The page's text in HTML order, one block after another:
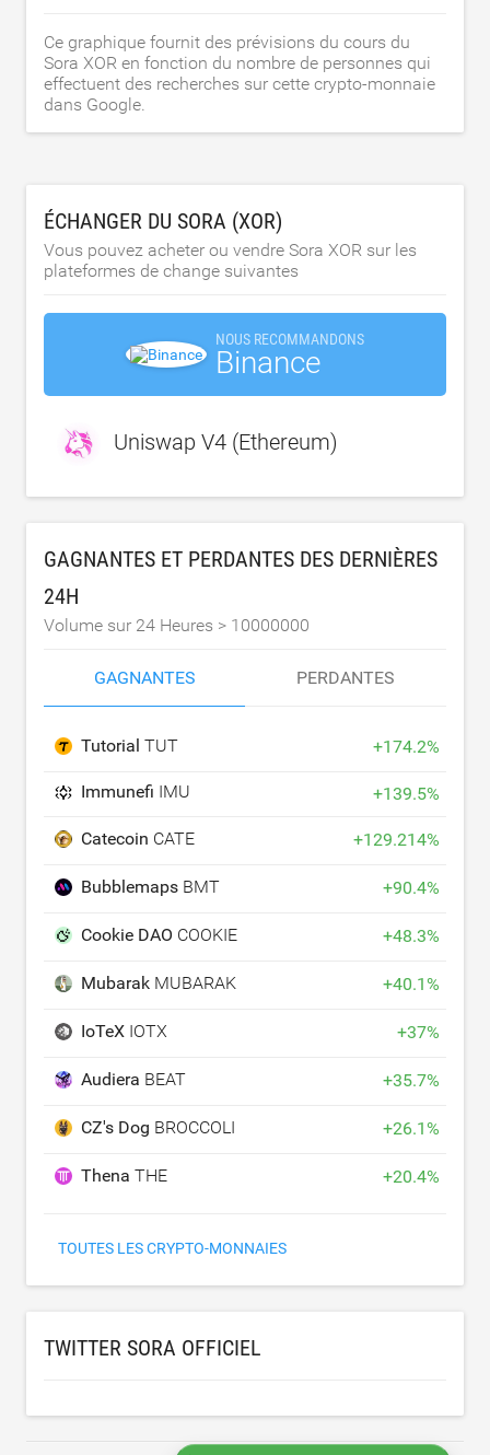
Ce graphique fournit des prévisions du cours du
Sora XOR en fonction du nombre de personnes qui
effectuent des recherches sur cette crypto-monnaie
dans Google.
ÉCHANGER DU SORA (XOR)
Vous pouvez acheter ou vendre Sora XOR sur les
plateformes de change suivantes
NOUS RECOMMANDONS
Binance
Uniswap V4 (Ethereum)
GAGNANTES ET PERDANTES DES DERNIÈRES
24H
Volume sur 24 Heures > 10000000
GAGNANTES PERDANTES
Tutorial TUT +174.2%
Immunefi IMU +139.5%
Catecoin CATE +129.214%
Bubblemaps BMT +90.4%
Cookie DAO COOKIE +48.3%
Mubarak MUBARAK +40.1%
IoTeX IOTX +37%
Audiera BEAT +35.7%
CZ's Dog BROCCOLI +26.1%
Thena THE +20.4%
TOUTES LES CRYPTO-MONNAIES
TWITTER SORA OFFICIEL